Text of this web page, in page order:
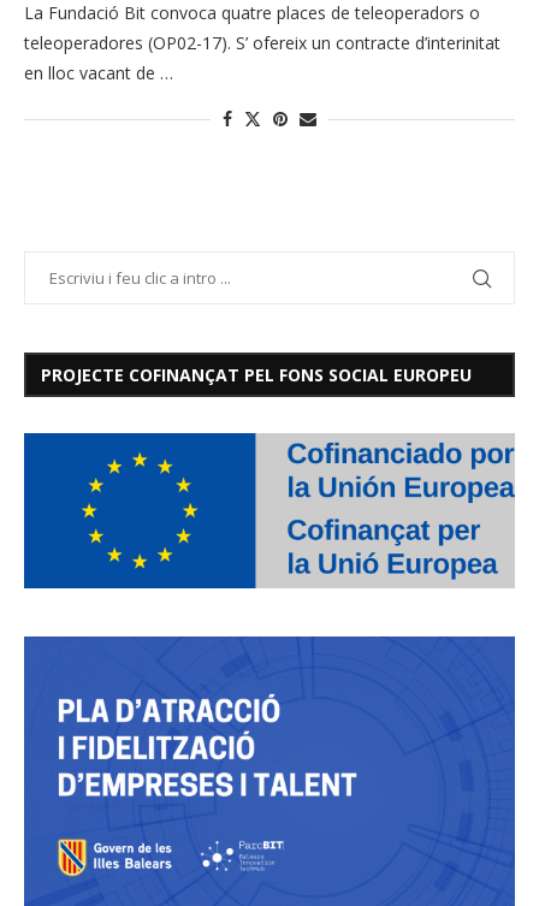
La Fundació Bit convoca quatre places de teleoperadors o
teleoperadores (OP02-17). S’ ofereix un contracte d’interinitat
en lloc vacant de …
PROJECTE COFINANÇAT PEL FONS SOCIAL EUROPEU